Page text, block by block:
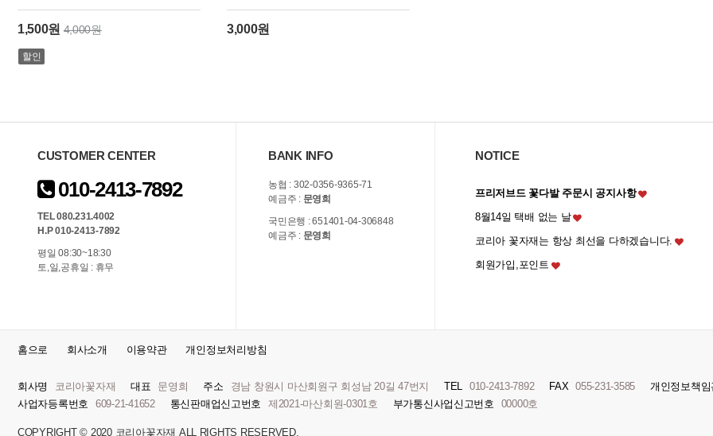
1,500원4,000원
할인
3,000원
CUSTOMER CENTER
010-2413-7892
TEL 080.231.4002
H.P 010-2413-7892
평일 08:30~18:30
토,일,공휴일 : 휴무
BANK INFO
농협 : 302-0356-9365-71
예금주 : 문영희
국민은행 : 651401-04-306848
예금주 : 문영희
NOTICE
프리저브드 꽃다발 주문시 공지사항
8월14일 택배 없는 날
코리아 꽃자재는 항상 최선을 다하겠습니다.
회원가입,포인트
홈으로 회사소개 이용약관 개인정보처리방침
회사명 코리아꽃자재 대표 문영희 주소 경남 창원시 마산회원구 회성남 20길 47번지 TEL 010-2413-7892 FAX 055-231-3585 개인정보책
사업자등록번호
609-21-41652 통신판매업신고번호 제2021-마산회원-0301호 부가통신사업신고번호 00000호
COPYRIGHT © 2020 코리아꽃자재 ALL RIGHTS RESERVED.